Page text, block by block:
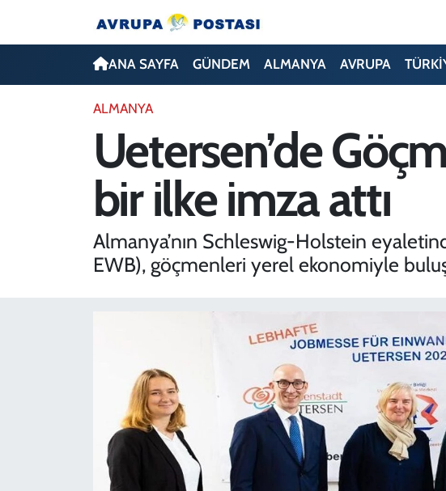
ANA SAYFA GÜNDEM ALMANYA AVRUPA
ALMANYA
Uetersen’de
bir ilke imza attı
Almanya’nın Schleswig-Holstein
EWB), göçmenleri yerel ekonomiyle
ANA SAYFA
GÜNDEM
YAZARLAR
Nöbetçi Eczaneler
Hava Durumu
İstanbul Namaz Vakitleri
Trafik Durumu
Tüm Manşetler